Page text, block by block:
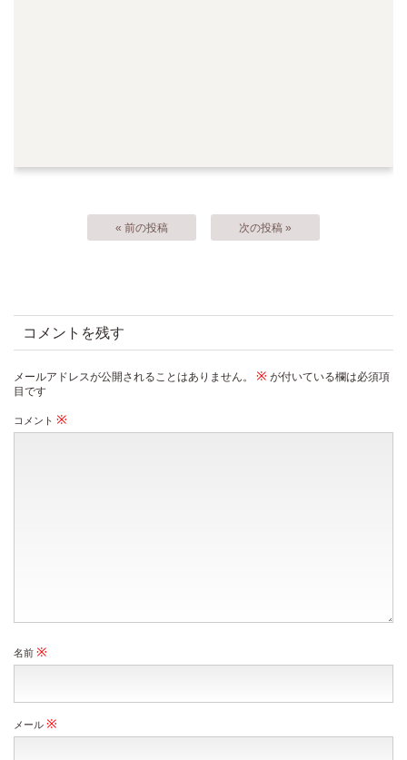
« 前の投稿 次の投稿 »
コメントを残す
メールアドレスが公開されることはありません。 ※ が付いている欄は必須項
目です
コメント ※
名前 ※
メール ※